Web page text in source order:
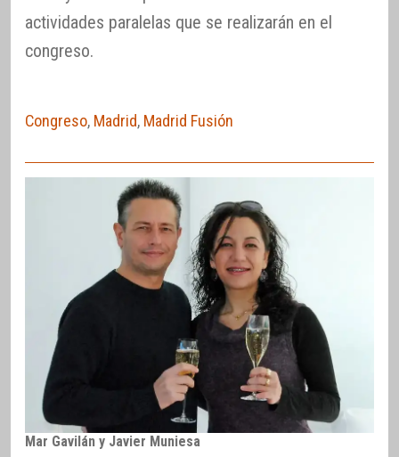
actividades paralelas que se realizarán en el
congreso.
Congreso, Madrid, Madrid Fusión
Mar Gavilán y Javier Muniesa